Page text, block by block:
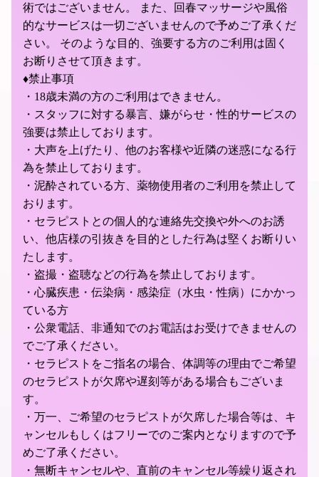
術ではございません。 また、回春マッサージや風俗
的なサービスは一切ございませんので予めご了承くだ
さい。 そのような目的、強要する方のご利用は固く
お断りさせて頂きます。
♦禁止事項
・18歳未満の方のご利用はできません。
・スタッフに対する暴言、嫌がらせ・性的サービスの
強要は禁止しております。
・大声を上げたり、他のお客様や近隣の迷惑になる行
為を禁止しております。
・泥酔されている方、薬物使用者のご利用を禁止して
おります。
・セラピストとの個人的な連絡先交換や外へのお誘
い、他店様の引抜きを目的とした行為は堅くお断りい
たします。
・盗撮・盗聴などの行為を禁止しております。
・心臓疾患・伝染病・感染症（水虫・性病）にかかっ
ている方
・公衆電話、非通知でのお電話はお受けできませんの
でご了承ください。
・セラピストをご指名の場合、体調等の理由でご希望
のセラピストが欠席や遅刻等がある場合もございま
す。
・万一、ご希望のセラピストが欠席した場合等は、キ
ャンセルもしくはフリーでのご案内となりますので予
めご了承ください。
・無断キャンセルや、直前のキャンセル等繰り返され